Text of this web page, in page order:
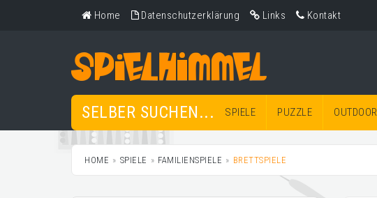
Home Datenschutzerklärung Links Kontakt
SELBER SUCHEN... SPIELE PUZZLE OUTDOOR
HOME SPIELE FAMILIENSPIELE BRETTSPIELE